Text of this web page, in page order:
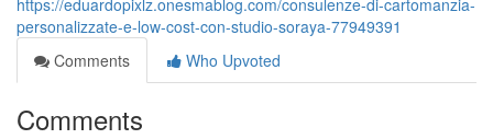
https://eduardopixlz.onesmablog.com/consulenze-di-cartomanzia-
personalizzate-e-low-cost-con-studio-soraya-77949391
Comments
Who Upvoted
Comments